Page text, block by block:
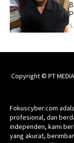
5
Copyright © PT MEDIA
Fokuscyber.com
profesional, dan
independen, kami
yang akurat,